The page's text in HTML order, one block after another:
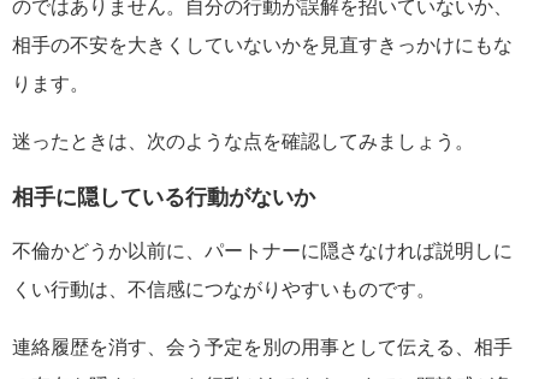
のではありません。自分の行動が誤解を招いていないか、
相手の不安を大きくしていないかを見直すきっかけにもな
ります。
迷ったときは、次のような点を確認してみましょう。
相手に隠している行動がないか
不倫かどうか以前に、パートナーに隠さなければ説明しに
くい行動は、不信感につながりやすいものです。
連絡履歴を消す、会う予定を別の用事として伝える、相手